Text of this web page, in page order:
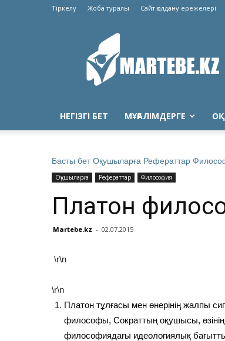
Тіркелу Жоба туралы Сайт қолдану ережелері
Martebe.kz
білім
сайты
НЕГІЗГІ БЕТ МҰҒАЛІМДЕРГЕ
Басты бет Оқушыларға Рефераттар
Оқушыларға Рефераттар Философия
Платон
Martebe.kz - 02.07.2015
\r\n
\r\n
Платон тұлғасы мен өнерінің жалпы
философы, Сократтың оқушысы,
философиядағы идеологиялық